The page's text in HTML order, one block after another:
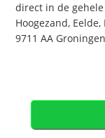
direct in de
Hoogezand,
9711 AA